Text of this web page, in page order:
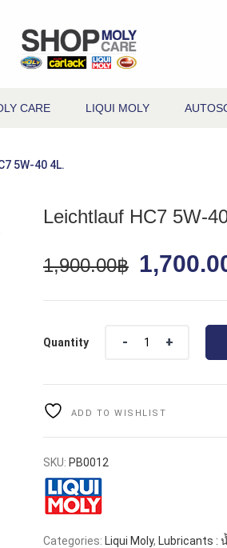
CARE LIQUI MOLY
5W-40 4L.
Leichtlauf HC7 5W-
1,900.00฿
Quantity
ADD TO WISHLIST
SKU: PB0012
Categories: Liqui Moly, Lubricants :